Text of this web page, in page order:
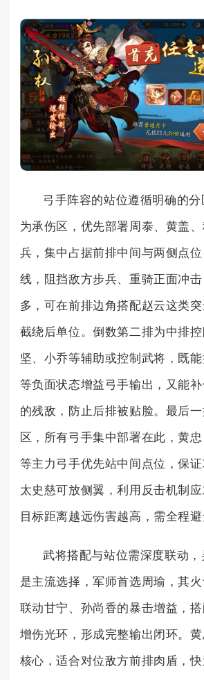
弓手阵容的站位遵循明确的
为承伤区，优先部署周泰、黄盖
兵，集中占据前排中间与两侧点
线，阻挡敌方步兵、重骑正面冲
多，可在前排边角搭配赵云这类
截绕后单位。倒数第二排为中排
坚、小乔等辅助或控制武将，既
等负面状态增益弓手输出，又能
的残敌，防止后排被贴脸。最后
区，所有弓手集中部署在此，黄
等主力弓手优先站中间点位，保证
太史慈可放侧翼，利用反击机制
目标距离越远伤害越高，需全程避
武将搭配与站位需深度联动
是主流选择，军师首选周瑜，其
联动甘宁、孙尚香的暴击增益，
增伤光环，形成完整输出闭环。
核心，适合对位敌方前排肉盾，